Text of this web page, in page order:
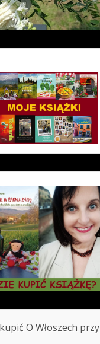
O Włoszech przy